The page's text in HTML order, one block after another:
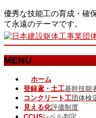
優秀な技能工の育成・確
て永遠のテーマです。
MENU
ホーム
登録鳶・土工基幹技能
コンクリート工団体検
見える化評価制度